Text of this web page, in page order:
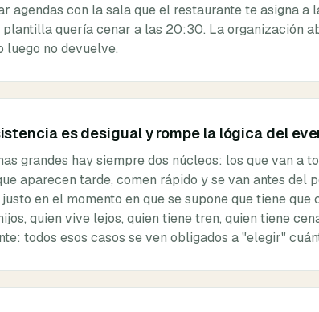
agendas con la sala que el restaurante te asigna a
plantilla quería cenar a las 20:30. La organización
luego no devuelve.
es desigual y rompe la lógica del
grandes hay siempre dos núcleos: los que van a
aparecen tarde, comen rápido y se van antes del
en el momento en que se supone que tiene que
quien vive lejos, quien tiene tren, quien tiene
todos esos casos se ven obligados a "elegir"